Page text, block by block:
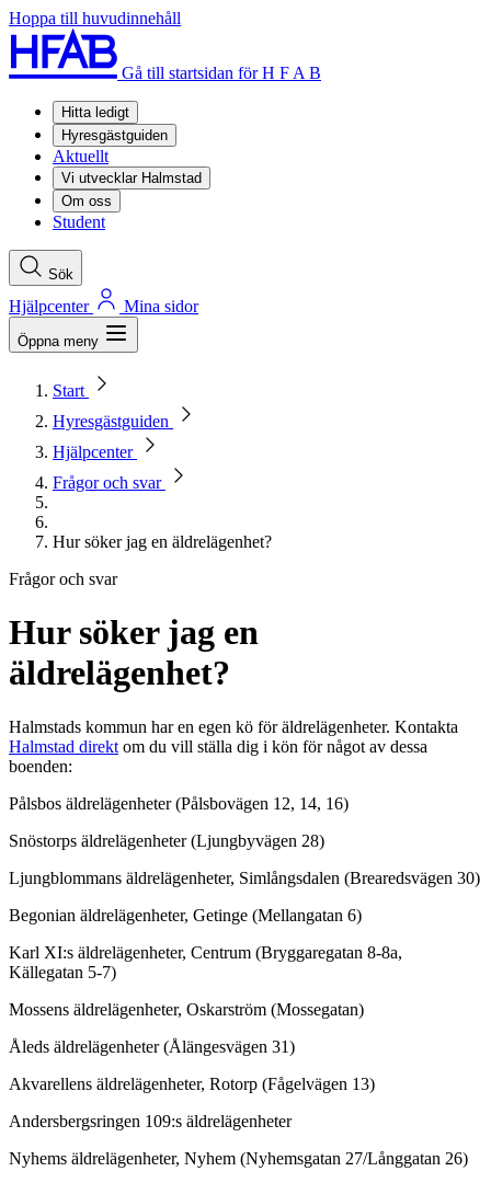
Hoppa till huvudinnehåll
Gå till startsidan för H F A B
Hitta ledigt
Hyresgästguiden
Aktuellt
Vi utvecklar Halmstad
Om oss
Student
Sök
Hjälpcenter Mina sidor
Öppna meny
Start
Hyresgästguiden
Hjälpcenter
Frågor och svar
Hur söker jag en äldrelägenhet?
Frågor och svar
Hur söker jag en
äldrelägenhet?
Halmstads kommun har en egen kö för äldrelägenheter. Kontakta
Halmstad direkt om du vill ställa dig i kön för något av dessa
boenden:
Pålsbos äldrelägenheter (Pålsbovägen 12, 14, 16)
Snöstorps äldrelägenheter (Ljungbyvägen 28)
Ljungblommans äldrelägenheter, Simlångsdalen (Brearedsvägen 30)
Begonian äldrelägenheter, Getinge (Mellangatan 6)
Karl XI:s äldrelägenheter, Centrum (Bryggaregatan 8-8a,
Källegatan 5-7)
Mossens äldrelägenheter, Oskarström (Mossegatan)
Åleds äldrelägenheter (Ålängesvägen 31)
Akvarellens äldrelägenheter, Rotorp (Fågelvägen 13)
Andersbergsringen 109:s äldrelägenheter
Nyhems äldrelägenheter, Nyhem (Nyhemsgatan 27/Långgatan 26)